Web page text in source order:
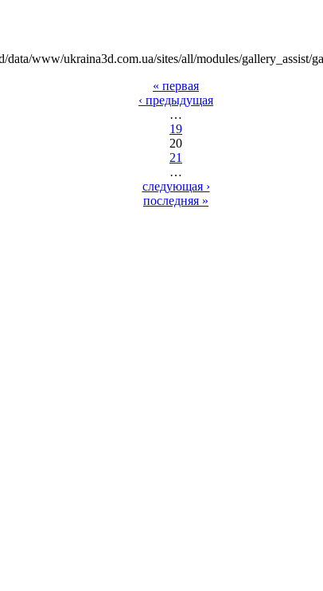
www/ukraina3d.com.ua/sites/all/modules/gallery_assist/
« первая
‹ предыдущая
…
19
20
21
…
следующая ›
последняя »